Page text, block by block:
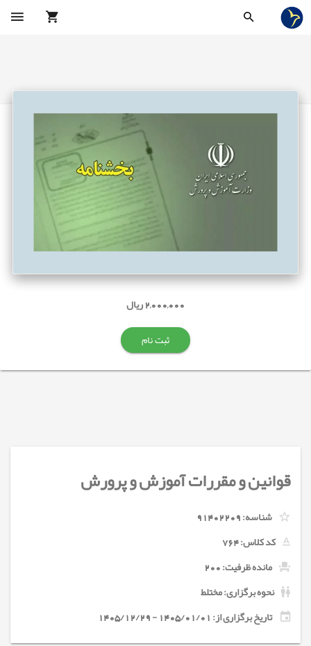
2,000,000 ریال
ثبت نام
قوانین و مقررات آموزش و پرورش
شناسه:91402209
کد کلاس:764
مانده ظرفیت: 200
نحوه برگزاری: مختلط
تاریخ برگزاری از: 1405/01/01 - 1405/12/29